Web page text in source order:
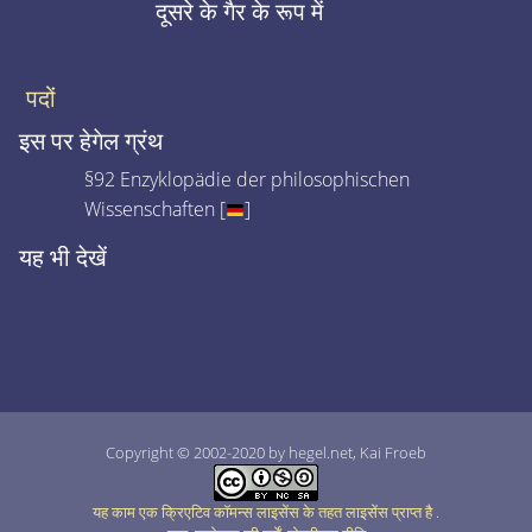
दूसरे के गैर के रूप में
पदों
इस पर हेगेल ग्रंथ
§92 Enzyklopädie der philosophischen
Wissenschaften [
]
यह भी देखें
Copyright © 2002-2020 by hegel.net, Kai Froeb
यह काम एक क्रिएटिव कॉमन्स लाइसेंस के तहत लाइसेंस प्राप्त है.